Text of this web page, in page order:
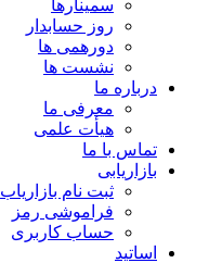
سمینارها
روز حسابدار
دورهمی ها
نشست ها
درباره ما
معرفی ما
هیأت علمی
تماس با ما
بازاریابی
ثبت نام بازاریاب
فراموشی رمز
حساب کاربری
اساتید